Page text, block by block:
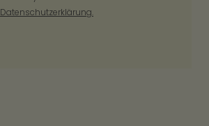
Datenschutzerklärung.